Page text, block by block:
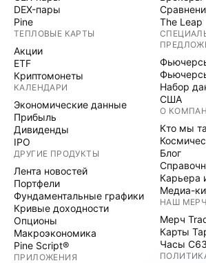
DEX-пары
Pine
ТЕПЛОВЫЕ КАРТЫ
Акции
ETF
Криптомонеты
КАЛЕНДАРИ
Экономические данные
Прибыль
Дивиденды
IPO
ДРУГИЕ ПРОДУКТЫ
Лента новостей
Портфели
Фундаментальные графики
Кривые доходности
Опционы
Макроэкономика
Pine Script®
ПРИЛОЖЕНИЯ
The Leap
Набор
США
О
Кто мы
Блог
Карьера
Медиа-
НАШ МЕРЧ
Мерч
Карты
Часы